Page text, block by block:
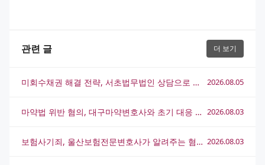
관련 글 더 보기
미회수채권 해결 전략, 서초법무법인 상담으로 실마리를 찾는 방법 2026.08.05
마약법 위반 혐의, 대구마약변호사와 초기 대응 전략 총정리 2026.08.03
보험사기죄, 울산보험전문변호사가 알려주는 혐의 대응 전략 2026.08.03